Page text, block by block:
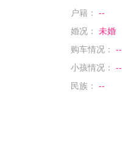
户籍：
--
婚况：
未婚
购车情况：
--
小孩情况：
--
民族：
--